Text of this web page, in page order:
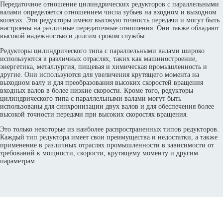
Передаточное отношение цилиндрических редукторов с параллельными
валами определяется отношением числа зубьев на входном и выходном
колесах. Эти редукторы имеют высокую точность передачи и могут быть
настроены на различные передаточные отношения. Они также обладают
высокой надежностью и долгим сроком службы.
Редукторы цилиндрического типа с параллельными валами широко
используются в различных отраслях, таких как машиностроение,
энергетика, металлургия, пищевая и химическая промышленность и
другие. Они используются для увеличения крутящего момента на
выходном валу и для преобразования высоких скоростей вращения
входных валов в более низкие скорости. Кроме того, редукторы
цилиндрического типа с параллельными валами могут быть
использованы для синхронизации двух валов и для обеспечения более
высокой точности передачи при высоких скоростях вращения.
Это только некоторые из наиболее распространенных типов редукторов.
Каждый тип редуктора имеет свои преимущества и недостатки, а также
применение в различных отраслях промышленности в зависимости от
требований к мощности, скорости, крутящему моменту и другим
параметрам.